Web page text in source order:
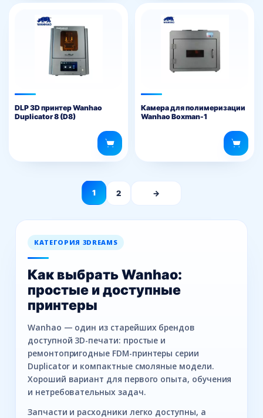
DLP 3D принтер Wanhao
Duplicator 8 (D8)
Камера для полимеризации
Wanhao Boxman-1
1 2 →
КАТЕГОРИЯ 3DREAMS
Как выбрать Wanhao:
простые и доступные
принтеры
Wanhao — один из старейших брендов
доступной 3D-печати: простые и
ремонтопригодные FDM-принтеры серии
Duplicator и компактные смоляные модели.
Хороший вариант для первого опыта, обучения
и нетребовательных задач.
Запчасти и расходники легко доступны, а